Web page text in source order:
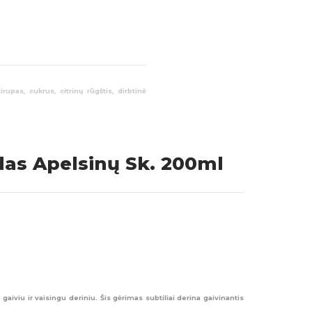
cukrus, citrinų rūgštis, dirbtinė
Apelsinų Sk. 200ml
gaiviu ir vaisingu deriniu. Šis gėrimas subtiliai derina gaivinantis